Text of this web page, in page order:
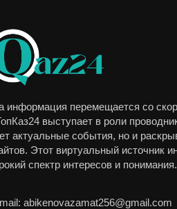
информация перемещается со
выступает в роли
актуальные события, но и
Этот виртуальный источник
спектр интересов и понимания.
abikenovazamat256@gmail.com